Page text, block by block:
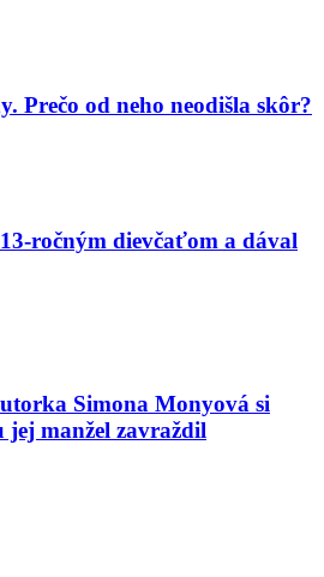
Prečo od neho neodišla skôr?
ročným dievčaťom a dával
Simona Monyová si
jej manžel zavraždil